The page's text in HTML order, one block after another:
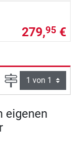
279,95 €
Seite
eigenen